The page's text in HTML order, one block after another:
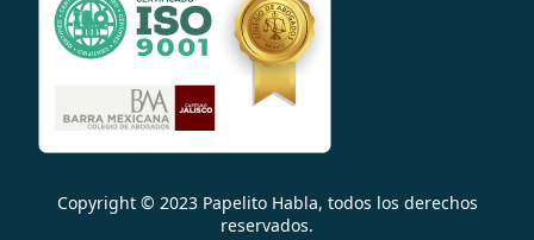
Copyright © 2023 Papelito Habla, todos los derechos
reservados.